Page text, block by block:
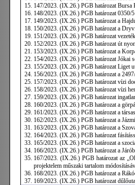
147/2023. (IX.26.) PGB határozat Bursa
148/2023. (IX.26.) PGB határozat 0350/
149/2023. (IX.26.) PGB határozat a
150/2023. (IX.26.) PGB határozat a
151/2023. (IX.26.) PGB határozat
152/2023. (IX.26.) PGB határozat út
153/2023. (IX.26.) PGB határozat a
154/2023. (IX.26.) PGB határozat Jókai
155/2023. (IX.26.) PGB határozat Liget
156/2023. (IX.26.) PGB határozat a
157/2023. (IX.26.) PGB határozat vízi
158/2023. (IX.26.) PGB határozat vízi
159/2023. (IX.26.) PGB határozat
160/2023. (IX.26.) PGB határozat a
161/2023. (IX.26.) PGB határozat a
162/2023. (IX.26.) PGB határozat a
163/2023. (IX.26.) PGB határozat a
164/2023. (IX.26.) PGB határozat
165/2023. (IX.26.) PGB határozat a
166/2023. (IX.26.) PGB határozat a
167/2023. (IX.26.) PGB határozat az
projektelem műszaki tartalom
168/2023. (IX.26.) PGB határozat a
169/2023. (IX.26.) PGB határozat